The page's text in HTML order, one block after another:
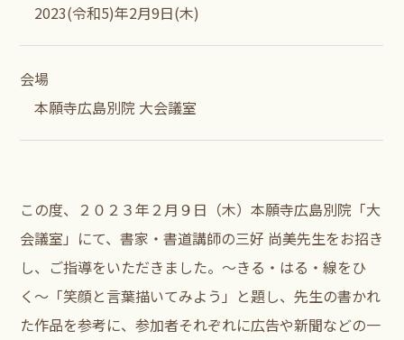
2023(令和5)年2月9日(木)
会場
本願寺広島別院 大会議室
この度、２０２３年２月９日（木）本願寺広島別院「大
会議室」にて、書家・書道講師の三好 尚美先生をお招き
し、ご指導をいただきました。〜きる・はる・線をひ
く〜「笑顔と言葉描いてみよう」と題し、先生の書かれ
た作品を参考に、参加者それぞれに広告や新聞などの一